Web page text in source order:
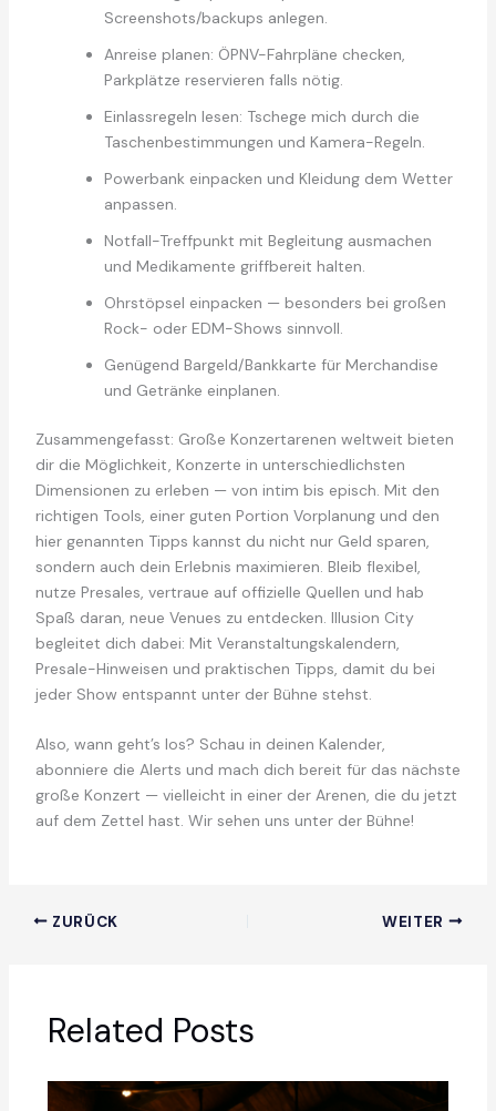
Screenshots/backups anlegen.
Anreise planen: ÖPNV-Fahrpläne checken,
Parkplätze reservieren falls nötig.
Einlassregeln lesen: Tschege mich durch die
Taschenbestimmungen und Kamera-Regeln.
Powerbank einpacken und Kleidung dem Wetter
anpassen.
Notfall-Treffpunkt mit Begleitung ausmachen
und Medikamente griffbereit halten.
Ohrstöpsel einpacken — besonders bei großen
Rock- oder EDM-Shows sinnvoll.
Genügend Bargeld/Bankkarte für Merchandise
und Getränke einplanen.
Zusammengefasst: Große Konzertarenen weltweit bieten
dir die Möglichkeit, Konzerte in unterschiedlichsten
Dimensionen zu erleben — von intim bis episch. Mit den
richtigen Tools, einer guten Portion Vorplanung und den
hier genannten Tipps kannst du nicht nur Geld sparen,
sondern auch dein Erlebnis maximieren. Bleib flexibel,
nutze Presales, vertraue auf offizielle Quellen und hab
Spaß daran, neue Venues zu entdecken. Illusion City
begleitet dich dabei: Mit Veranstaltungskalendern,
Presale-Hinweisen und praktischen Tipps, damit du bei
jeder Show entspannt unter der Bühne stehst.
Also, wann geht’s los? Schau in deinen Kalender,
abonniere die Alerts und mach dich bereit für das nächste
große Konzert — vielleicht in einer der Arenen, die du jetzt
auf dem Zettel hast. Wir sehen uns unter der Bühne!
ZURÜCK WEITER
Related Posts